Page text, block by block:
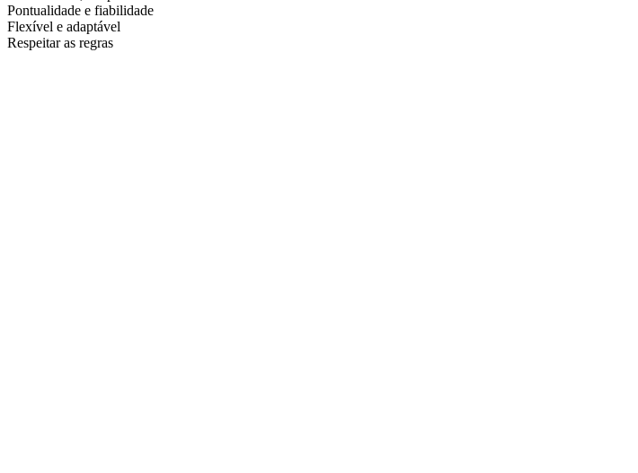
Pontualidade e fiabilidade
Flexível e adaptável
Respeitar as regras